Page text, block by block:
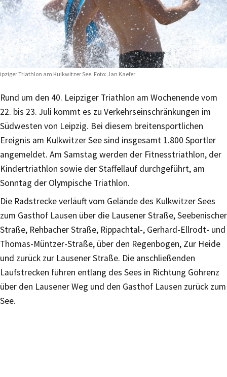
Triathlon am Kulkwitzer See. Foto: Jan Kaefer
Rund um den 40. Leipziger Triathlon am Wochenende vom
22. bis 23. Juli kommt es zu Verkehrseinschränkungen im
Südwesten von Leipzig. Bei diesem breitensportlichen
Ereignis am Kulkwitzer See sind insgesamt 1.800 Sportler
angemeldet. Am Samstag werden der Fitnesstriathlon, der
Kindertriathlon sowie der Staffellauf durchgeführt, am
Sonntag der Olympische Triathlon.
Die Radstrecke verläuft vom Gelände des Kulkwitzer Sees
zum Gasthof Lausen über die Lausener Straße, Seebenischer
Straße, Rehbacher Straße, Rippachtal-, Gerhard-Ellrodt- und
Thomas-Müntzer-Straße, über den Regenbogen, Zur Heide
und zurück zur Lausener Straße. Die anschließenden
Laufstrecken führen entlang des Sees in Richtung Göhrenz
über den Lausener Weg und den Gasthof Lausen zurück zum
See.